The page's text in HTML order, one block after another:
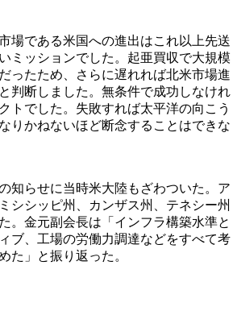
場である米国への進出はこれ以上先送
ミッションでした。起亜買収で大規模
ったため、さらに遅れれば北米市場進
判断しました。無条件で成功しなけれ
トでした。失敗すれば太平洋の向こう
りかねないほど断念することはできな
知らせに当時米大陸もざわついた。ア
シシッピ州、カンザス州、テネシー州
。金元副会長は「インフラ構築水準と
ブ、工場の労働力調達などをすべて考
た」と振り返った。